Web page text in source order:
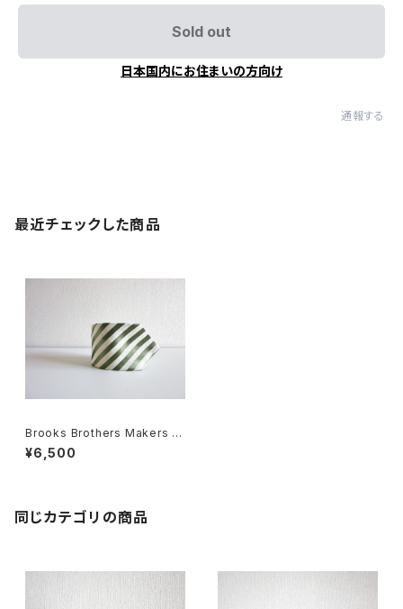
Sold out
日本国内にお住まいの方向け
通報する
最近チェックした商品
Brooks Brothers Makers ネ
クタイ
¥6,500
同じカテゴリの商品